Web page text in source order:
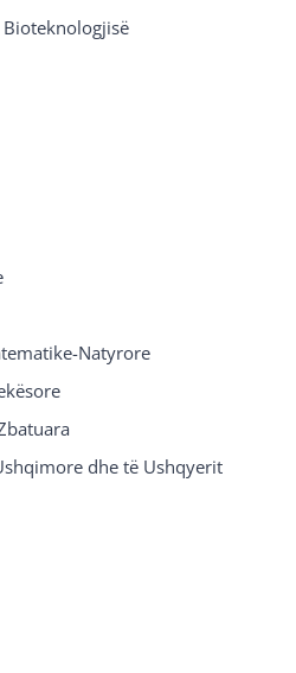
Natyrore
dhe të Ushqyerit